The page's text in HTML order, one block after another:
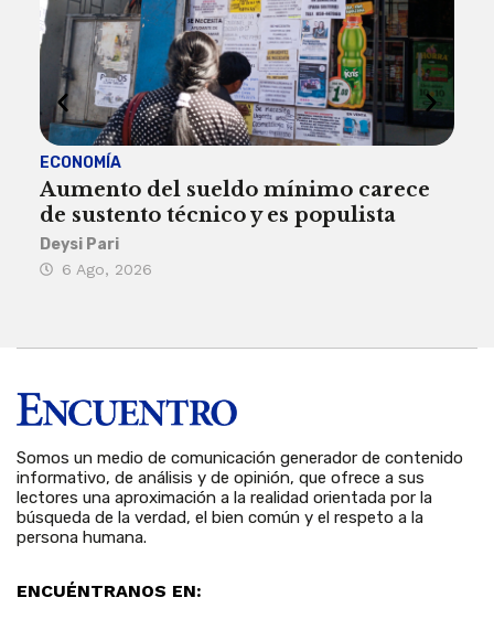
ECONOMÍA
Aumento del sueldo mínimo carece
de sustento técnico y es populista
Deysi Pari
6 Ago, 2026
Somos un medio de comunicación generador de contenido
informativo, de análisis y de opinión, que ofrece a sus
lectores una aproximación a la realidad orientada por la
búsqueda de la verdad, el bien común y el respeto a la
persona humana.
ENCUÉNTRANOS EN: